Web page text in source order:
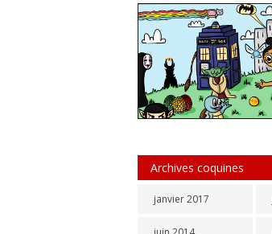
Archives coquines
janvier 2017